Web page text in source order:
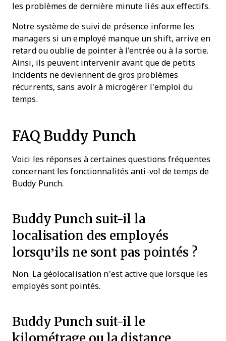
les problèmes de dernière minute liés aux effectifs.
Notre système de suivi de présence informe les
managers si un employé manque un shift, arrive en
retard ou oublie de pointer à l'entrée ou à la sortie.
Ainsi, ils peuvent intervenir avant que de petits
incidents ne deviennent de gros problèmes
récurrents, sans avoir à microgérer l’emploi du
temps.
FAQ Buddy Punch
Voici les réponses à certaines questions fréquentes
concernant les fonctionnalités anti-vol de temps de
Buddy Punch.
Buddy Punch suit-il la
localisation des employés
lorsqu’ils ne sont pas pointés ?
Non. La géolocalisation n’est active que lorsque les
employés sont pointés.
Buddy Punch suit-il le